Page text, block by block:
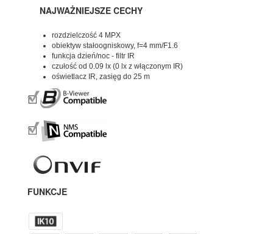
NAJWAŻNIEJSZE CECHY
rozdzielczość 4 MPX
obiektyw stałoogniskowy, f=4 mm/F1.6
funkcja dzień/noc - filtr IR
czułość od 0.09 lx (0 lx z włączonym IR)
oświetlacz IR, zasięg do 25 m
FUNKCJE